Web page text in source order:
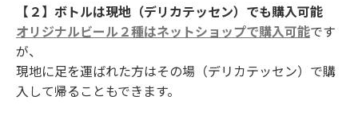
【２】ボトルは現地（デリカテッセン）でも購入可能
オリジナルビール２種はネットショップで購入可能です
が、
現地に足を運ばれた方はその場（デリカテッセン）で購
入して帰ることもできます。